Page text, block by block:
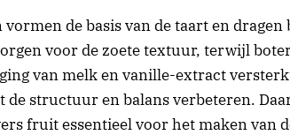
de basis van de taart en
voor de zoete textuur, terwijl
van melk en vanille-extract
de structuur en balans verbeteren.
fruit essentieel voor het maken van